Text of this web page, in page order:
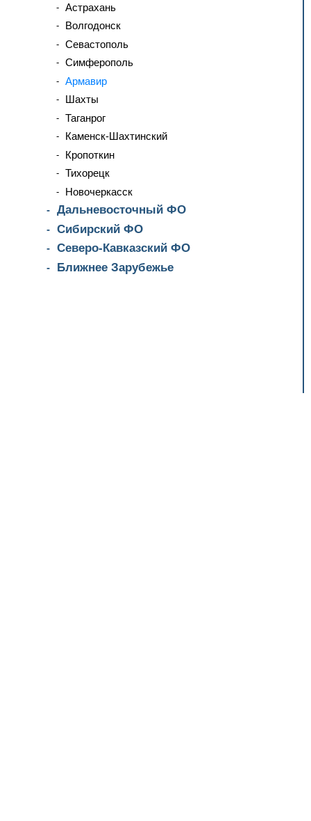
Астрахань
Волгодонск
Севастополь
Симферополь
Армавир
Шахты
Таганрог
Каменск-Шахтинский
Кропоткин
Тихорецк
Новочеркасск
Дальневосточный ФО
Сибирский ФО
Северо-Кавказский ФО
Ближнее Зарубежье